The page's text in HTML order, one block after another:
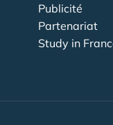
Publicité
Partenariat
Study in